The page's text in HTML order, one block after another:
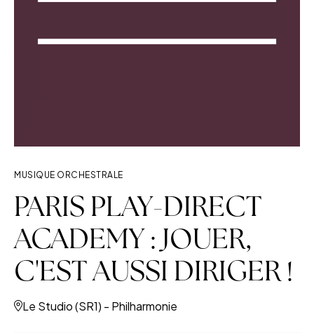
MUSIQUE ORCHESTRALE
PARIS PLAY-DIRECT
ACADEMY : JOUER,
C'EST AUSSI DIRIGER !
Le Studio (SR1) - Philharmonie